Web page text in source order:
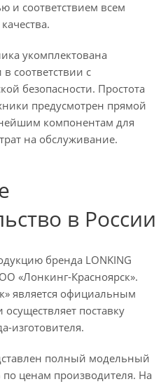
и соответствием всем
укомплектована
соответствии с
безопасности. Простота
предусмотрен прямой
компонентам для
на обслуживание.
в России
бренда LONKING
«Лонкинг-Красноярск».
является официальным
поставку
изготовителя.
полный модельный
по ценам производителя. На